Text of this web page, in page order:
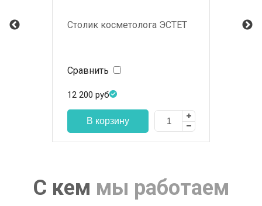
Столик косметолога ЭСТЕТ
Сравнить
12 200 руб
С кем мы работаем